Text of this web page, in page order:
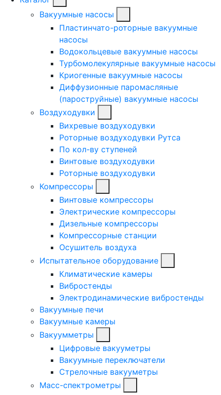
Вакуумные насосы
Пластинчато-роторные вакуумные
насосы
Водокольцевые вакуумные насосы
Турбомолекулярные вакуумные насосы
Криогенные вакуумные насосы
Диффузионные паромасляные
(пароструйные) вакуумные насосы
Воздуходувки
Вихревые воздуходувки
Роторные воздуходувки Рутса
По кол-ву ступеней
Винтовые воздуходувки
Роторные воздуходувки
Компрессоры
Винтовые компрессоры
Электрические компрессоры
Дизельные компрессоры
Компрессорные станции
Осушитель воздуха
Испытательное оборудование
Климатические камеры
Вибростенды
Электродинамические вибростенды
Вакуумные печи
Вакуумные камеры
Вакуумметры
Цифровые вакууметры
Вакуумные переключатели
Стрелочные вакууметры
Масс-спектрометры